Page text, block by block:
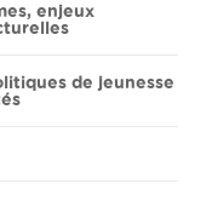
enjeux
de jeunesse